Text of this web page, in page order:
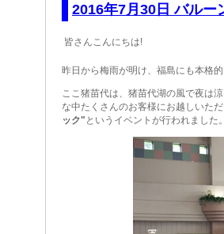
2016年7月30日 バルー
皆さんこんにちは!
昨日から梅雨が明け、福島にも本格
ここ猪苗代は、猪苗代湖の風で夜は
な中たくさんのお客様にお越しいた
ック" というイベントが行われました。